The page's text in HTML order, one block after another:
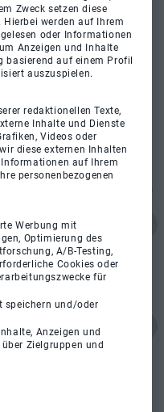
Zweck setzen diese
Hierbei werden auf Ihrem
oder Informationen
Anzeigen und Inhalte
basierend auf einem Profil
auszuspielen.
redaktionellen Texte,
Inhalte und Dienste
Videos oder
diese externen Inhalten
auf Ihrem
personenbezogenen
Werbung mit
Optimierung des
A/B-Testing,
Cookies oder
für
speichern und/oder
Anzeigen und
Zielgruppen und